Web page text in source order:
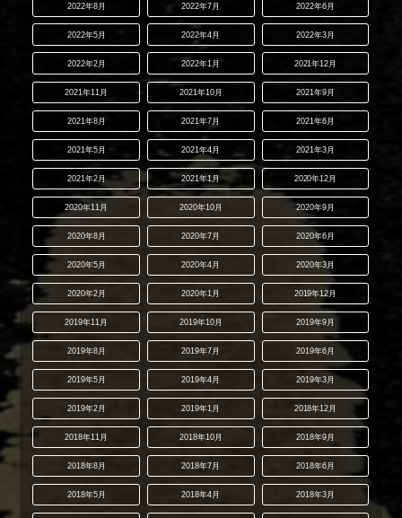
2022年8月 2022年7月 2022年6月
2022年5月 2022年4月 2022年3月
2022年2月 2022年1月 2021年12月
2021年11月 2021年10月 2021年9月
2021年8月 2021年7月 2021年6月
2021年5月 2021年4月 2021年3月
2021年2月 2021年1月 2020年12月
2020年11月 2020年10月 2020年9月
2020年8月 2020年7月 2020年6月
2020年5月 2020年4月 2020年3月
2020年2月 2020年1月 2019年12月
2019年11月 2019年10月 2019年9月
2019年8月 2019年7月 2019年6月
2019年5月 2019年4月 2019年3月
2019年2月 2019年1月 2018年12月
2018年11月 2018年10月 2018年9月
2018年8月 2018年7月 2018年6月
2018年5月 2018年4月 2018年3月